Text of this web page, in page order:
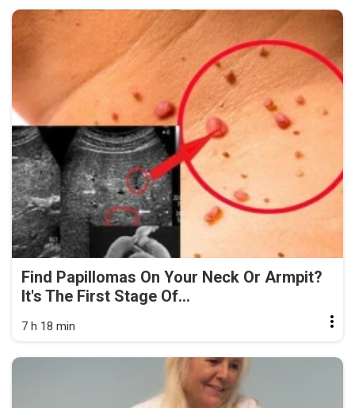
Find Papillomas On Your Neck Or Armpit?
It's The First Stage Of...
7 h 18 min